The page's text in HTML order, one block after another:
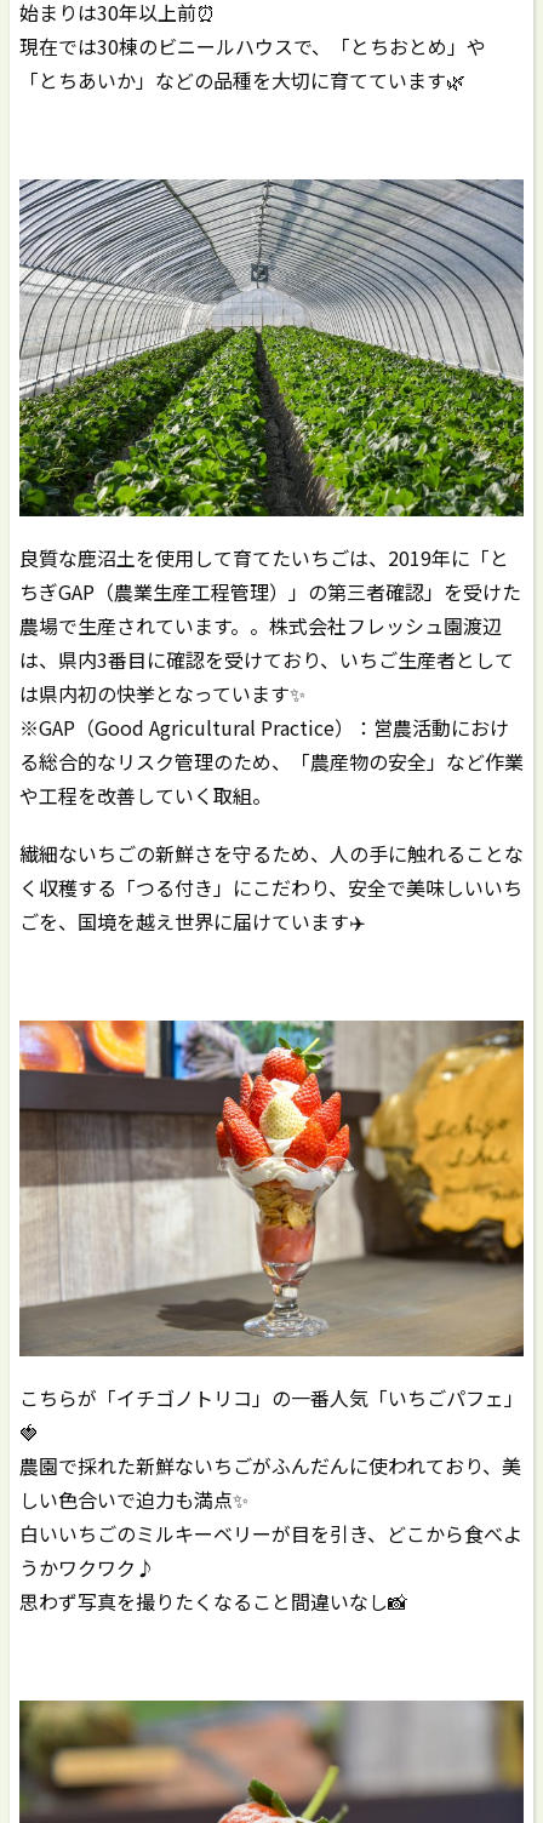
始まりは30年以上前⏰️
現在では30棟のビニールハウスで、「とちおとめ」や
「とちあいか」などの品種を大切に育てています🌿
良質な鹿沼土を使用して育てたいちごは、2019年に「と
ちぎGAP（農業生産工程管理）」の第三者確認」を受けた
農場で生産されています。。株式会社フレッシュ園渡辺
は、県内3番目に確認を受けており、いちご生産者として
は県内初の快挙となっています✨
※GAP（Good Agricultural Practice）：営農活動におけ
る総合的なリスク管理のため、「農産物の安全」など作業
や工程を改善していく取組。
繊細ないちごの新鮮さを守るため、人の手に触れることな
く収穫する「つる付き」にこだわり、安全で美味しいいち
ごを、国境を越え世界に届けています✈️
こちらが「イチゴノトリコ」の一番人気「いちごパフェ」
🍓
農園で採れた新鮮ないちごがふんだんに使われており、美
しい色合いで迫力も満点✨
白いいちごのミルキーベリーが目を引き、どこから食べよ
うかワクワク♪
思わず写真を撮りたくなること間違いなし📸